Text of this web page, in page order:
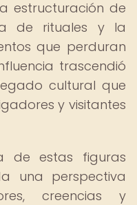
estructuración de
de rituales y la
que perduran
trascendió
cultural que
y visitantes
de estas figuras
una perspectiva
creencias y